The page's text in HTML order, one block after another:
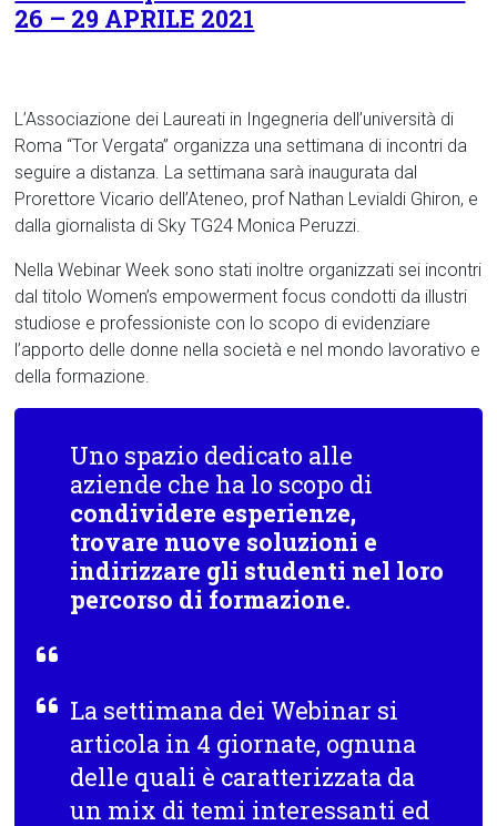
26 – 29 APRILE 2021
L’Associazione dei Laureati in Ingegneria dell’università di
Roma “Tor Vergata” organizza una settimana di incontri da
seguire a distanza. La settimana sarà inaugurata dal
Prorettore Vicario dell’Ateneo, prof Nathan Levialdi Ghiron, e
dalla giornalista di Sky TG24 Monica Peruzzi.
Nella Webinar Week sono stati inoltre organizzati sei incontri
dal titolo Women’s empowerment focus condotti da illustri
studiose e professioniste con lo scopo di evidenziare
l’apporto delle donne nella società e nel mondo lavorativo e
della formazione.
Uno spazio dedicato alle
aziende che ha lo scopo di
condividere esperienze,
trovare nuove soluzioni e
indirizzare gli studenti nel loro
percorso di formazione.
La settimana dei Webinar si
articola in 4 giornate, ognuna
delle quali è caratterizzata da
un mix di temi interessanti ed